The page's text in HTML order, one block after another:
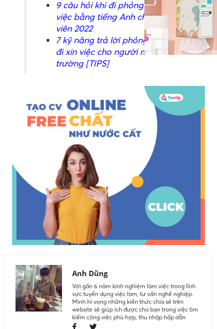
9 câu hỏi khi đi phỏng vấn xin
việc bằng tiếng Anh cho giáo
viên 2022
7 kỹ năng trả lời phỏng vấn khi
đi xin việc cho người mới ra
trường [TIPS]
Anh Dũng
Với gần 6 năm kinh nghiệm làm việc trong lĩnh
vực tuyển dụng việc làm, tư vấn nghề nghiệp.
Mình hi vọng những kiến thức chia sẻ trên
website sẽ giúp ích được cho bạn trong việc tìm
kiếm công việc phù hợp, thu nhập hấp dẫn